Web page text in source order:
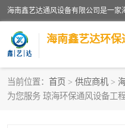
海南鑫艺达环保
当前位置： 首页 > 供应商机 >
为您服务 琼海环保通风设备工
海南暖通工程